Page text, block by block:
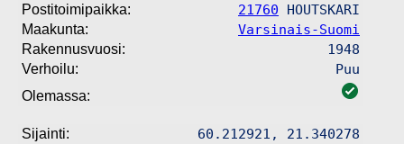
Postitoimipaikka:
21760 HOUTSKARI
Maakunta:
Varsinais-Suomi
Rakennusvuosi:
1948
Verhoilu:
Puu
Olemassa:
Sijainti:
60.212921, 21.340278